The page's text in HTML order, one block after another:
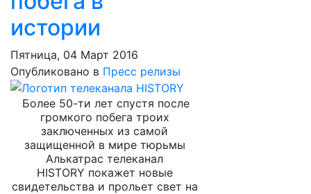
истории
Пятница, 04 Март 2016
Опубликовано в Пресс релизы
Более 50-ти лет спустя после
громкого побега троих
заключенных из самой
защищенной в мире тюрьмы
Алькатрас телеканал
HISTORY покажет новые
свидетельства и прольет свет на